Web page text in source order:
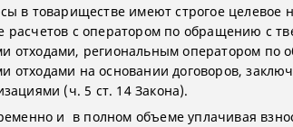
в товариществе имеют строгое целевое
расчетов с оператором по обращению с
отходами, региональным оператором по
отходами на основании договоров,
(ч. 5 ст. 14 Закона).
и в полном объеме уплачивая